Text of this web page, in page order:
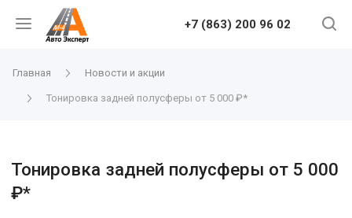
+7 (863) 200 96 02
Главная Новости и акции
Тонировка задней полусферы от 5 000 ₽*
Тонировка задней полусферы от 5 000
₽*